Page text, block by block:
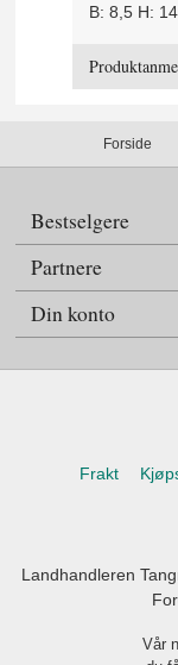
B: 8,5 H:
Forside
Bestselgere
Partnere
Din konto
Frakt
Landhandleren
Vår